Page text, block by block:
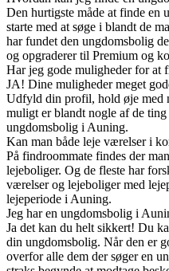
Den hurtigste måde at finde en
starte med at søge i blandt de
har fundet den ungdomsbolig
og opgraderer til Premium og
Har jeg gode muligheder for at
JA! Dine muligheder meget
Udfyld din profil, hold øje med
muligt er blandt nogle af de
ungdomsbolig i Auning.
Kan man både leje værelser i
På findroommate findes der
lejeboliger. Og de fleste har
værelser og lejeboliger med
lejeperiode i Auning.
Jeg har en ungdomsbolig i
Ja det kan du helt sikkert! Du
din ungdomsbolig. Når den er
overfor alle dem der søger en